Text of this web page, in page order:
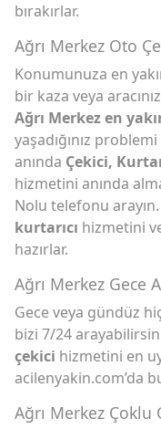
bırakırlar.
Ağrı Merkez Oto
Konumunuza en
bir kaza veya
Ağrı Merkez en
yaşadığınız
anında Çekici,
hizmetini anında
Nolu telefonu
kurtarıcı hizmetini
hazırlar.
Ağrı Merkez Gece
Gece veya gündüz
bizi 7/24
çekici hizmetini en
acilenyakin.com’da
Ağrı Merkez Çoklu